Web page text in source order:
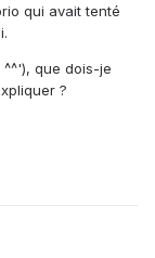
qui avait tenté
que dois-je
?